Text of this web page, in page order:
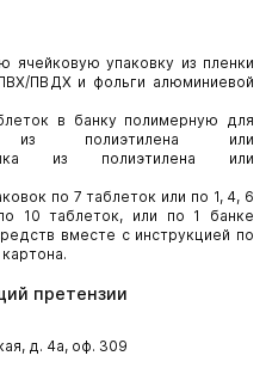
ячейковую упаковку из пленки
ПВДХ и фольги алюминиевой
в банку полимерную для
из полиэтилена или
из полиэтилена или
по 7 таблеток или по 1, 4, 6
10 таблеток, или по 1 банке
вместе с инструкцией по
претензии
д. 4а, оф. 309